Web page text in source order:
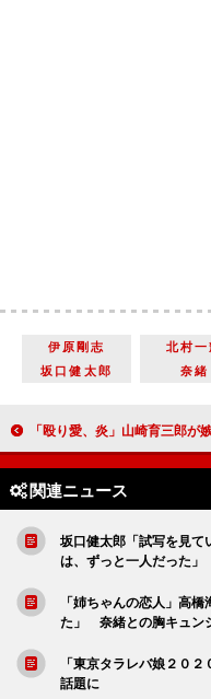
伊原剛志 北村一
坂口健太郎
奈緒
「殴り愛、炎」山崎育三郎が嫉妬心で完全崩壊 婚約者の浮気キス現場で「ここにいるよ～
関連ニュース
坂口健太郎「試写を見
は、ずっと一人だった」
「姉ちゃんの恋人」高
た」 奈緒との胸キュン
「東京タラレバ娘２０
話題に